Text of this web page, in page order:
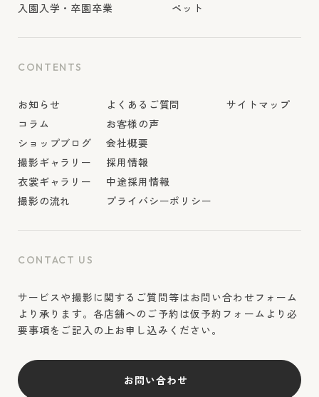
入園入学・卒園卒業
ペット
CONTENTS
お知らせ
コラム
ショップブログ
撮影ギャラリー
衣裳ギャラリー
撮影の流れ
よくあるご質問
お客様の声
会社概要
採用情報
中途採用情報
プライバシーポリシー
サイトマップ
CONTACT US
サービスや撮影に関するご質問等はお問い合わせフォーム
より承ります。各店舗へのご予約は仮予約フォームより必
要事項をご記入の上お申し込みください。
お問い合わせ